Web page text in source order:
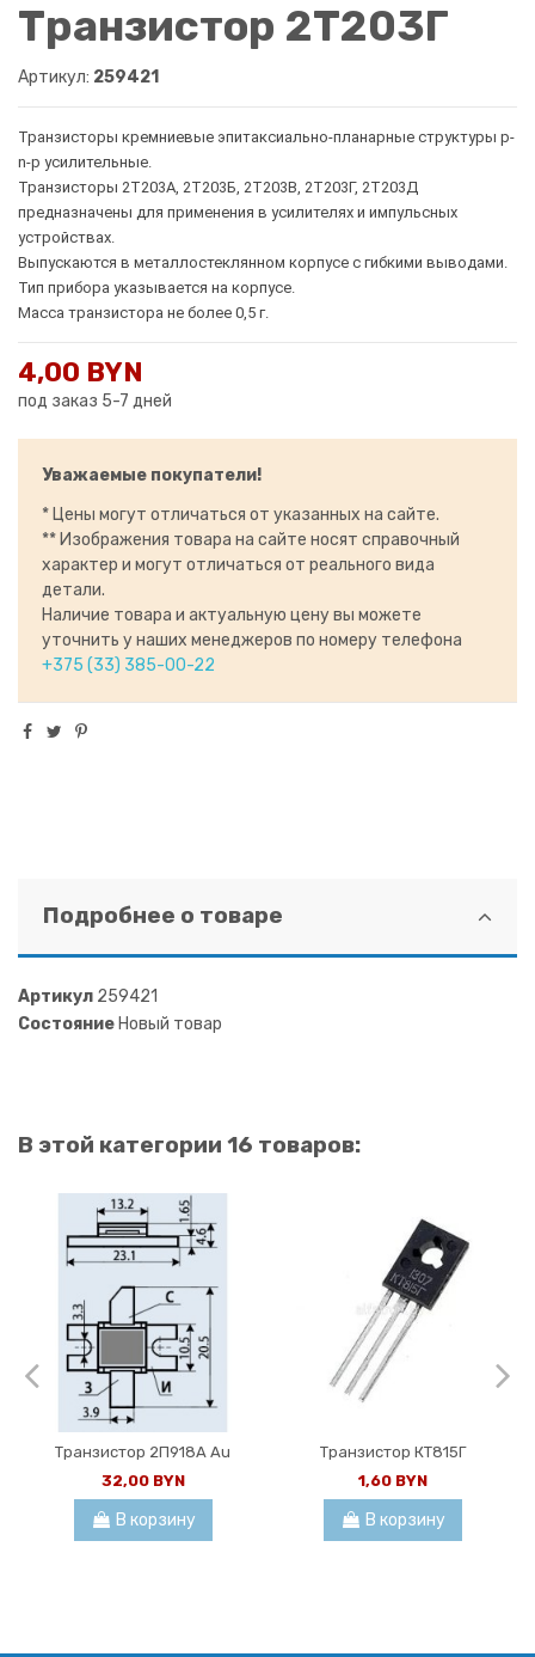
Транзистор 2Т203Г
Артикул: 259421
Транзисторы кремниевые эпитаксиально-планарные структуры p-
n-p усилительные.
Транзисторы 2Т203А, 2Т203Б, 2Т203В, 2Т203Г, 2Т203Д
предназначены для применения в усилителях и импульсных
устройствах.
Выпускаются в металлостеклянном корпусе с гибкими выводами.
Тип прибора указывается на корпусе.
Масса транзистора не более 0,5 г.
4,00 BYN
под заказ 5-7 дней
Уважаемые покупатели!
* Цены могут отличаться от указанных на сайте.
** Изображения товара на сайте носят справочный
характер и могут отличаться от реального вида
детали.
Наличие товара и актуальную цену вы можете
уточнить у наших менеджеров по номеру телефона
+375 (33) 385-00-22
Подробнее о товаре
Артикул 259421
СостояниеНовый товар
В этой категории 16 товаров:
Транзистор 2П918А Au
32,00 BYN
В корзину
Транзистор КТ815Г
1,60 BYN
В корзину